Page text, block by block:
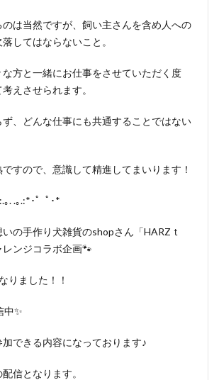
は当然ですが、飼い主さんを含め人への
してはならないこと。
方と一緒にお仕事をさせていただく度
えさせられます。
ず、どんな仕事にも共通することではない
すので、意識して精進してまいります！
｡. .｡.:*･゜ﾟ･*
の手作り犬雑貨のshopさん「HARZｔ
レンジコラボ企画🐾
りました！！
中✨
できる内容になっております♪
信となります。